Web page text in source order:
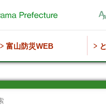
富山防災WEB